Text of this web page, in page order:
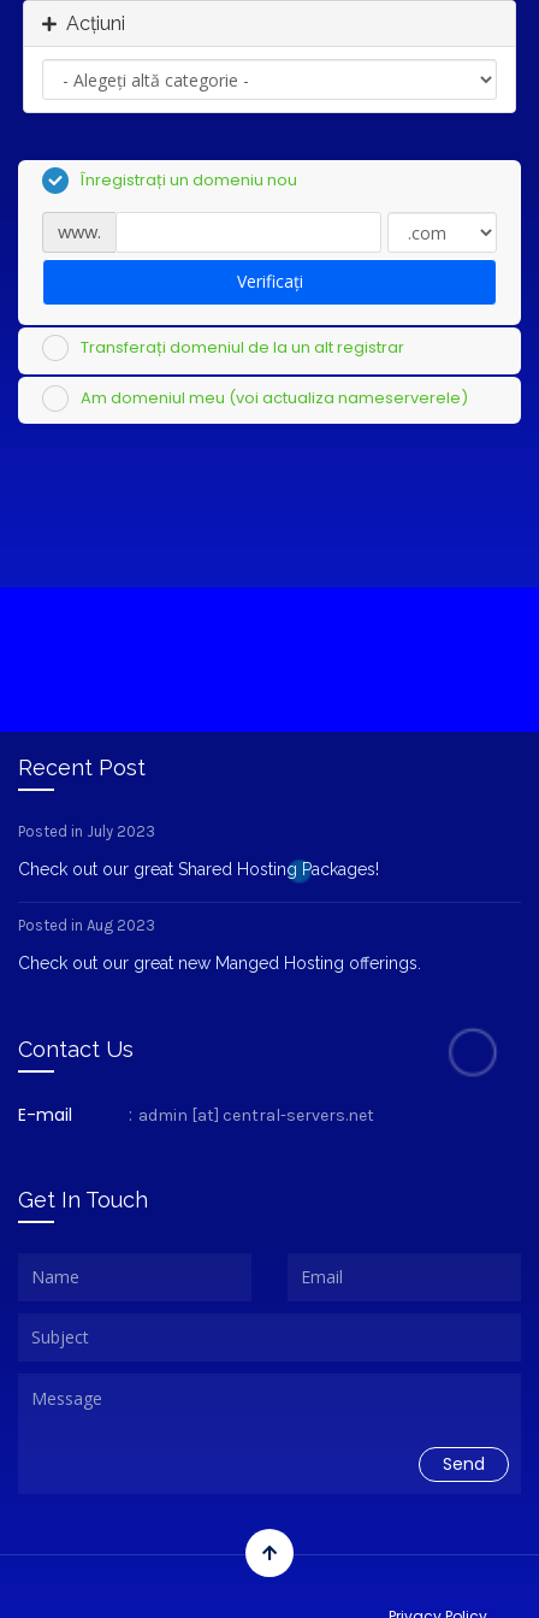
Acțiuni
Înregistrați un domeniu nou
www.
Verificați
Transferați domeniul de la un alt registrar
Am domeniul meu (voi actualiza nameserverele)
Recent Post
Posted in July 2023
Check out our great Shared Hosting Packages!
Posted in Aug 2023
Check out our great new Manged Hosting offerings.
Contact Us
E-mail : admin [at] central-servers.net
Get In Touch